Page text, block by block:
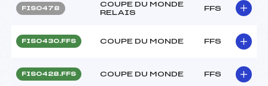
FIS0478
COUPE DU MONDE
RELAIS
FFS
FIS0430.FFS COUPE DU MONDE FFS
FIS0428.FFS COUPE DU MONDE FFS